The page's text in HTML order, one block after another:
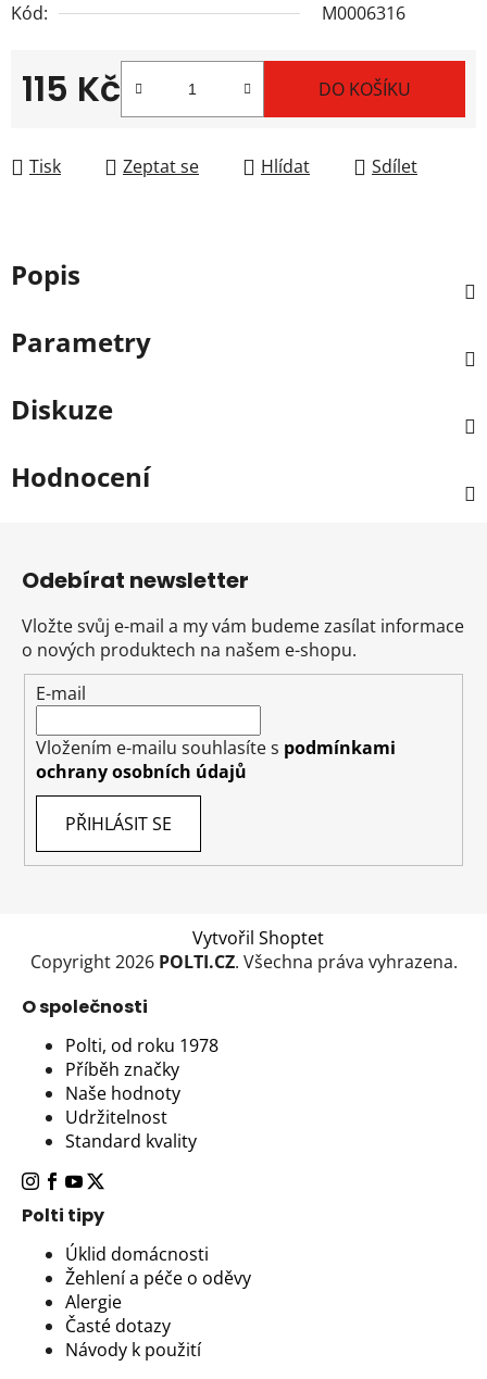
Kód:
M0006316
115 Kč
Měrná cena:
DO KOŠÍKU
Tisk Zeptat se Hlídat Sdílet
Popis
Parametry
Diskuze
Hodnocení
Odebírat newsletter
Vložte svůj e-mail a my vám budeme zasílat informace
o nových produktech na našem e-shopu.
E-mail
Vložením e-mailu souhlasíte s podmínkami
ochrany osobních údajů
PŘIHLÁSIT SE
Vytvořil Shoptet
Copyright 2026 POLTI.CZ. Všechna práva vyhrazena.
O společnosti
Polti, od roku 1978
Příběh značky
Naše hodnoty
Udržitelnost
Standard kvality
Polti tipy
Úklid domácnosti
Žehlení a péče o oděvy
Alergie
Časté dotazy
Návody k použití